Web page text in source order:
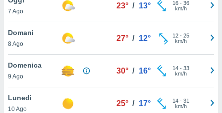
è
al sito
di
ci
di
il
7 Ago
23° / 13° 16- 36
km/h
Domani
8 Ago
27° / 12° 12- 25
km/h
Domenica
9 Ago
30° / 16° 14- 33
km/h
Lunedì
10 Ago
25° / 17° 14- 31
km/h